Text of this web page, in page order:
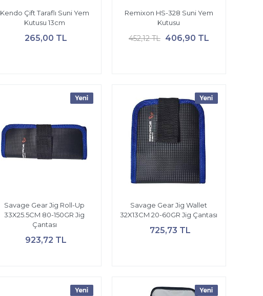
Kendo Çift Taraflı Suni Yem
Kutusu 13cm
265,00 TL
Remixon HS-328 Suni Yem
Kutusu
452,12 TL 406,90 TL
Savage Gear Jig Roll-Up
33X25.5CM 80-150GR Jig
Çantası
923,72 TL
Savage Gear Jig Wallet
32X13CM 20-60GR Jig Çantası
725,73 TL